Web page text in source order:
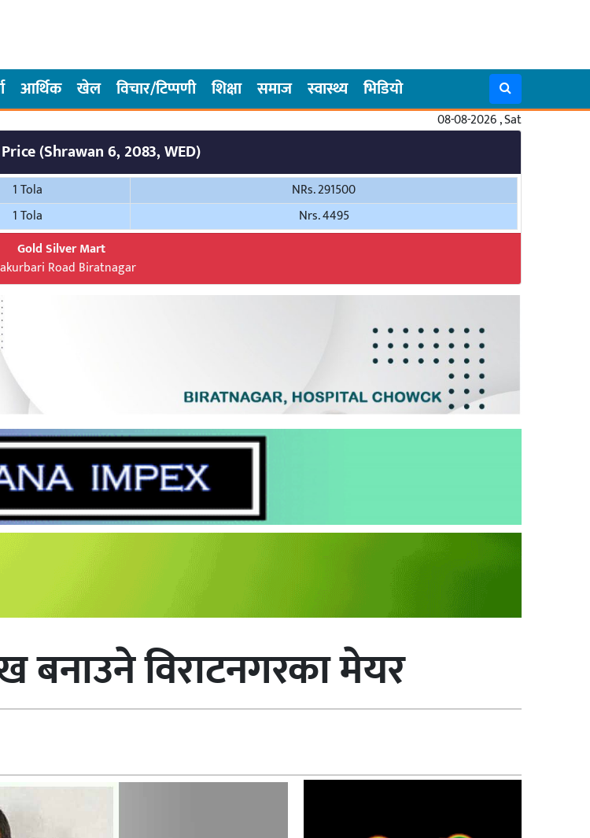
आर्थिक खेल विचार/टिप्पणी शिक्षा समाज स्वास्थ्य भिडियो
08-08-2026 , Sat
(Shrawan 6, 2083, WED)
1 Tola
NRs. 291500
1 Tola
Nrs. 4495
Gold Silver Mart
Road Biratnagar
विराटनगरका मेयर